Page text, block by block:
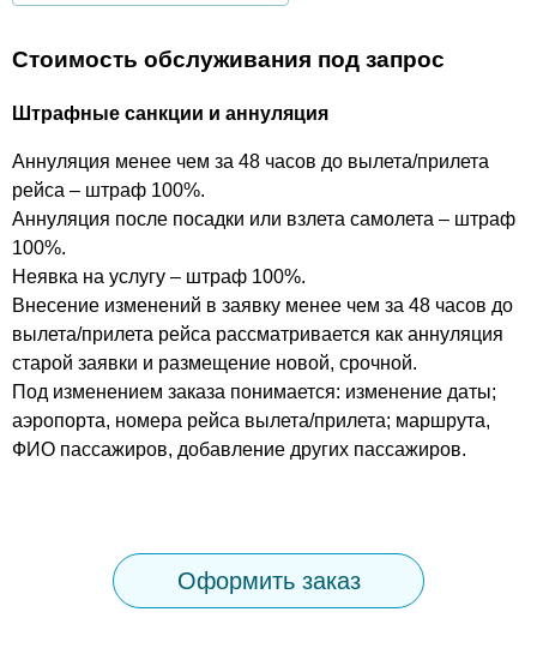
Стоимость обслуживания под запрос
Штрафные санкции и аннуляция
Аннуляция менее чем за 48 часов до вылета/прилета
рейса – штраф 100%.
Аннуляция после посадки или взлета самолета – штраф
100%.
Неявка на услугу – штраф 100%.
Внесение изменений в заявку менее чем за 48 часов до
вылета/прилета рейса рассматривается как аннуляция
старой заявки и размещение новой, срочной.
Под изменением заказа понимается: изменение даты;
аэропорта, номера рейса вылета/прилета; маршрута,
ФИО пассажиров, добавление других пассажиров.
Оформить заказ